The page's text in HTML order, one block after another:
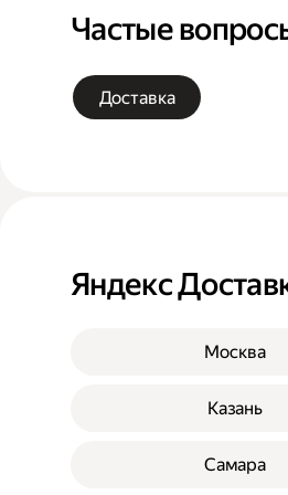
Частые
Доставка
Яндекс
Москва
Казань
Самара